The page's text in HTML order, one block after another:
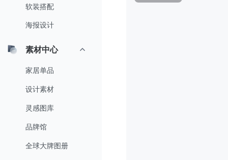
软装搭配
海报设计
素材中心
家居单品
设计素材
灵感图库
品牌馆
全球大牌图册